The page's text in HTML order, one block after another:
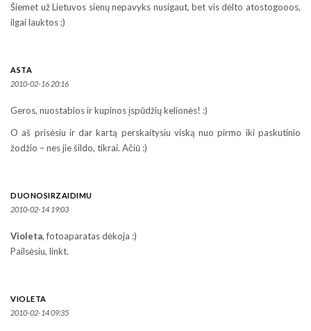
Šiemet už Lietuvos sienų nepavyks nusigaut, bet vis dėlto atostogooos,
ilgai lauktos ;)
ASTA
2010-02-16 20:16
Geros, nuostabios ir kupinos įspūdžių kelionės! :)
O aš prisėsiu ir dar kartą perskaitysiu viską nuo pirmo iki paskutinio
žodžio – nes jie šildo, tikrai. Ačiū :)
DUONOSIRZAIDIMU
2010-02-14 19:03
Violeta, fotoaparatas dėkoja :)
Pailsėsiu, linkt.
VIOLETA
2010-02-14 09:35